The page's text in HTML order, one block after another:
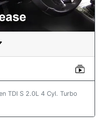
TDI S 2.0L 4 Cyl. Turbo